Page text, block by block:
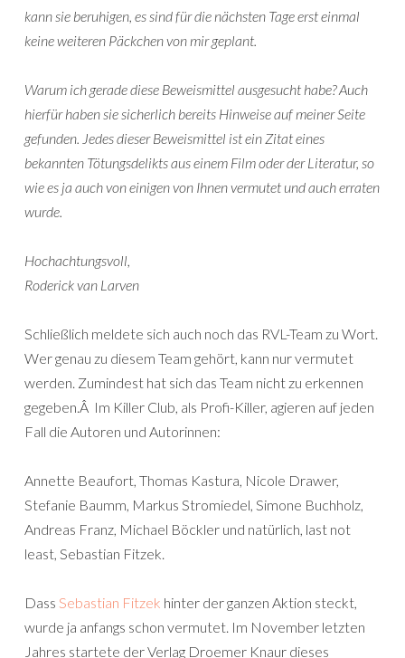
kann sie beruhigen, es sind für die nächsten Tage erst einmal
keine weiteren Päckchen von mir geplant.
Warum ich gerade diese Beweismittel ausgesucht habe? Auch
hierfür haben sie sicherlich bereits Hinweise auf meiner Seite
gefunden. Jedes dieser Beweismittel ist ein Zitat eines
bekannten Tötungsdelikts aus einem Film oder der Literatur, so
wie es ja auch von einigen von Ihnen vermutet und auch erraten
wurde.
Hochachtungsvoll,
Roderick van Larven
Schließlich meldete sich auch noch das RVL-Team zu Wort.
Wer genau zu diesem Team gehört, kann nur vermutet
werden. Zumindest hat sich das Team nicht zu erkennen
gegeben.Â Im Killer Club, als Profi-Killer, agieren auf jeden
Fall die Autoren und Autorinnen:
Annette Beaufort, Thomas Kastura, Nicole Drawer,
Stefanie Baumm, Markus Stromiedel, Simone Buchholz,
Andreas Franz, Michael Böckler und natürlich, last not
least, Sebastian Fitzek.
Dass Sebastian Fitzek hinter der ganzen Aktion steckt,
wurde ja anfangs schon vermutet. Im November letzten
Jahres startete der Verlag Droemer Knaur dieses